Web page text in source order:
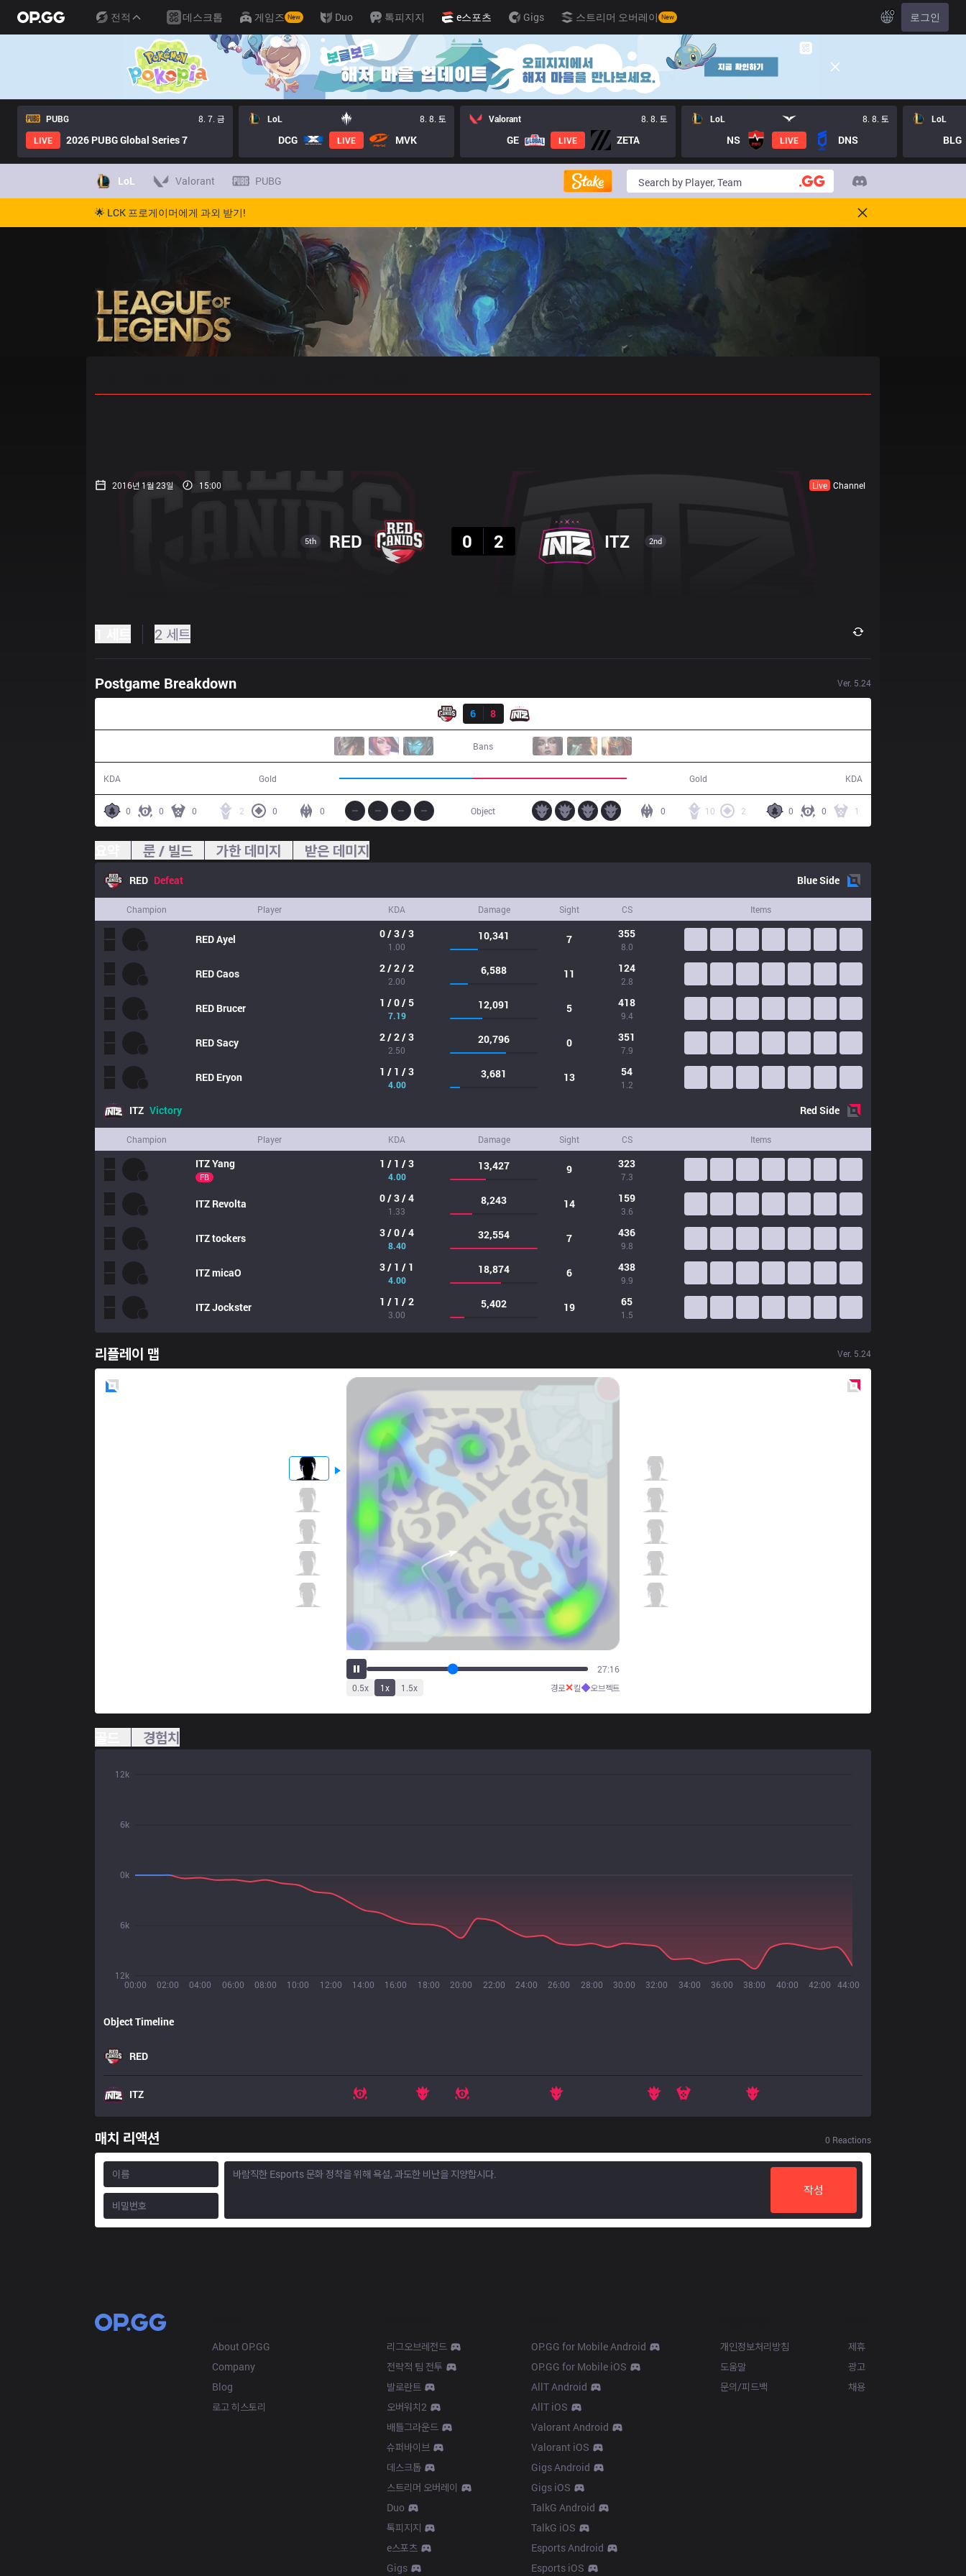
전적 데스크톱 게임즈 New Duo 톡피지지 e스포츠 Gigs 스트리머 오버레이 New KO 로그인
PUBG
8. 7. 금
LIVE
2026 PUBG Global Series 7
LoL 8. 8. 토
DCG LIVE MVK
Valorant 8. 8. 토
GE LIVE ZETA
LoL 8. 8. 토
NS LIVE DNS
LoL
BLG
LoL Valorant PUBG
🌟 LCK 프로게이머에게 과외 받기!
2016년 1월 23일 15:00 Live Channel
5th RED
0
2 ITZ 2nd
2 세트
Postgame Breakdown Ver. 5.24
6
8
Bans
KDA Gold Gold KDA
0 0 0 2 0 0 0 0 1
10 2
0
Object
룬 / 빌드 가한 데미지 받은 데미지
RED Defeat BlueSide
Champion Player KDA Damage Sight CS Items
REDAyel 0 / 3 / 3
1.00
10,341 7 355
8.0
REDCaos 2 / 2 / 2
2.00
6,588 11 124
2.8
RED Brucer 1 / 0 / 5
7.19
12,091 5 418
9.4
REDSacy 2 / 2 / 3
2.50
20,796 0 351
7.9
RED Eryon 1 / 1 / 3
4.00
3,681 13 54
1.2
ITZ Victory RedSide
Champion Player KDA Damage Sight CS Items
ITZYang
FB
1 / 1 / 3
4.00
13,427 9 323
7.3
ITZ Revolta 0 / 3 / 4
1.33
8,243 14 159
3.6
ITZtockers 3 / 0 / 4
8.40
32,554 7 436
9.8
ITZmicaO 3 / 1 / 1
4.00
18,874 6 438
9.9
ITZJockster 1 / 1 / 2
3.00
5,402 19 65
1.5
리플레이 맵 Ver. 5.24
33:43
0.5x 1x 1.5x 경로✕킬◆오브젝트
경험치
00:00 02:00 04:00 06:00 08:00 10:00 12:00 14:00 16:00 18:00 20:00 22:00 24:00 26:00 28:00 30:00 32:00 34:00 36:00 38:00 40:00 42:00 44:00
12k
6k
0k
6k
12k
Object Timeline
RED
ITZ
매치 리액션 0 Reactions
작성
About OP.GG
Company
Blog
로고 히스토리
리그오브레전드
전략적 팀 전투
발로란트
오버워치2
배틀그라운드
슈퍼바이브
데스크톱
스트리머 오버레이
Duo
톡피지지
e스포츠
Gigs
OP.GG for Mobile Android
OP.GG for Mobile iOS
AllT Android
AllT iOS
Valorant Android
Valorant iOS
Gigs Android
Gigs iOS
TalkG Android
TalkG iOS
Esports Android
Esports iOS
개인정보처리방침
도움말
문의/피드백
제휴
광고
채용